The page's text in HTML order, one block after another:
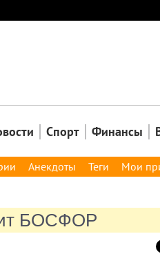
Спорт Финансы
Анекдоты Теги Мои
БОСФОР